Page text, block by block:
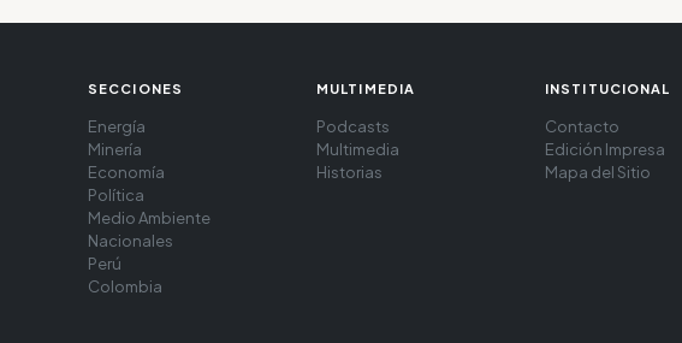
SECCIONES
Energía
Minería
Economía
Política
Medio Ambiente
Nacionales
Perú
Colombia
MULTIMEDIA
Podcasts
Multimedia
Historias
INSTITUCIONAL
Contacto
Edición Impresa
Mapa del Sitio